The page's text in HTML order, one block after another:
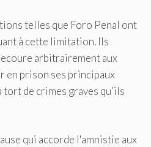
telles que Foro Penal ont
à cette limitation. Ils
arbitrairement aux
en prison ses principaux
tort de crimes graves qu’ils
qui accorde l'amnistie aux